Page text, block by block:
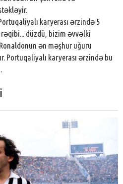
karyerası ərzində 5
rəqibi... düzdü, bizim əvvəlki
ən məşhur uğuru
Portuqaliyalı karyerası ərzində bu